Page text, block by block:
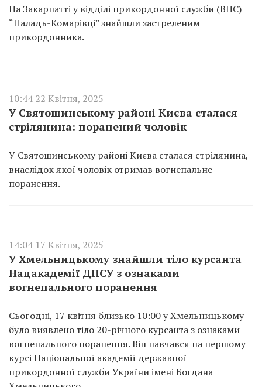
На Закарпатті у відділі прикордонної служби (ВПС)
“Паладь-Комарівці” знайшли застреленим
прикордонника.
10:44 22 Квітня, 2025
У Святошинському районі Києва сталася
стрілянина: поранений чоловік
У Святошинському районі Києва сталася стрілянина,
внаслідок якої чоловік отримав вогнепальне
поранення.
14:04 17 Квітня, 2025
У Хмельницькому знайшли тіло курсанта
Нацакадемії ДПСУ з ознаками
вогнепального поранення
Сьогодні, 17 квітня близько 10:00 у Хмельницькому
було виявлено тіло 20-річного курсанта з ознаками
вогнепального поранення. Він навчався на першому
курсі Національної академії державної
прикордонної служби України імені Богдана